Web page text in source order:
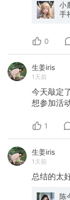
小
手礼。 第一反应就是
品
了。
就
资
一
继
0
生姜iris
1天前
今天敲定
想参加活
1
生姜iris
1天前
总结的太
陈